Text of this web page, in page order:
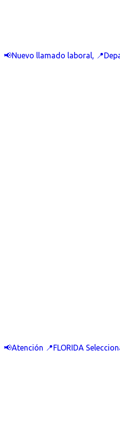
📢Nuevo llamado laboral,
📢Atención 📍FLORIDA